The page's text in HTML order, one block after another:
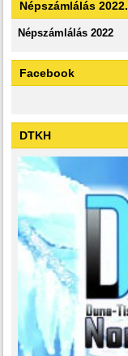
Népszámlálás 2022.
Népszámlálás 2022
Facebook
DTKH